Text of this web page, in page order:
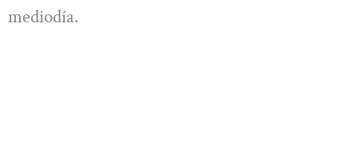
mediodía.